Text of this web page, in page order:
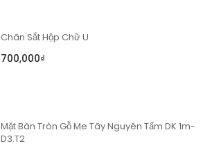
Chân Sắt Hộp Chữ U
700,000₫
Mặt Bàn Tròn Gỗ Me Tây Nguyên Tấm DK 1m-
D3.T2